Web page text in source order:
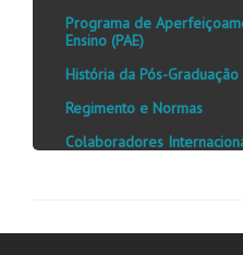
Programa de
Ensino (PAE)
História da Pós-Graduação
Regimento e Normas
Colaboradores